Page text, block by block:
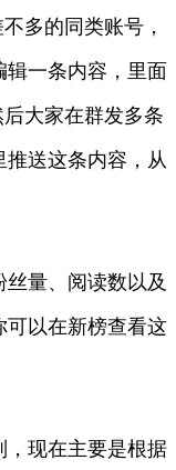
多的同类账号，
辑一条内容，里面
大家在群发多条
送这条内容，从
量、阅读数以及
可以在新榜查看这
，现在主要是根据